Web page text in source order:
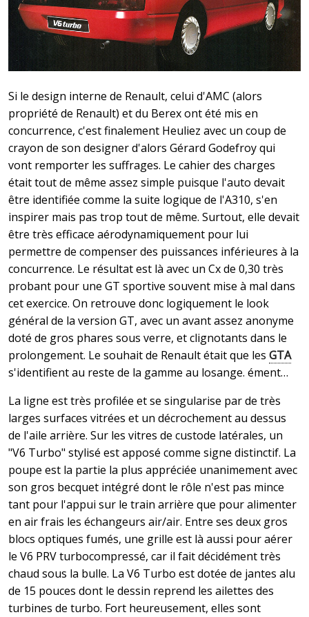
Si le design interne de Renault, celui d'AMC (alors
propriété de Renault) et du Berex ont été mis en
concurrence, c'est finalement Heuliez avec un coup de
crayon de son designer d'alors Gérard Godefroy qui
vont remporter les suffrages. Le cahier des charges
était tout de même assez simple puisque l'auto devait
être identifiée comme la suite logique de l'A310, s'en
inspirer mais pas trop tout de même. Surtout, elle devait
être très efficace aérodynamiquement pour lui
permettre de compenser des puissances inférieures à la
concurrence. Le résultat est là avec un Cx de 0,30 très
probant pour une GT sportive souvent mise à mal dans
cet exercice. On retrouve donc logiquement le look
général de la version GT, avec un avant assez anonyme
doté de gros phares sous verre, et clignotants dans le
prolongement. Le souhait de Renault était que les GTA
s'identifient au reste de la gamme au losange. ément…
La ligne est très profilée et se singularise par de très
larges surfaces vitrées et un décrochement au dessus
de l'aile arrière. Sur les vitres de custode latérales, un
"V6 Turbo" stylisé est apposé comme signe distinctif. La
poupe est la partie la plus appréciée unanimement avec
son gros becquet intégré dont le rôle n'est pas mince
tant pour l'appui sur le train arrière que pour alimenter
en air frais les échangeurs air/air. Entre ses deux gros
blocs optiques fumés, une grille est là aussi pour aérer
le V6 PRV turbocompressé, car il fait décidément très
chaud sous la bulle. La V6 Turbo est dotée de jantes alu
de 15 pouces dont le dessin reprend les ailettes des
turbines de turbo. Fort heureusement, elles sont